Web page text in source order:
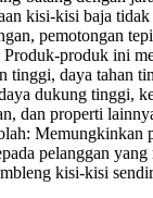
kisi-kisi baja tidak
pemotongan
Produk-produk ini
tinggi, daya tahan
dukung tinggi,
dan properti
Memungkinkan
pelanggan yang
kisi-kisi